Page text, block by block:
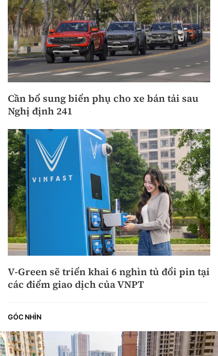
Cần bổ sung biển phụ cho xe bán tải sau
Nghị định 241
V-Green sẽ triển khai 6 nghìn tủ đổi pin tại
các điểm giao dịch của VNPT
GÓC NHÌN